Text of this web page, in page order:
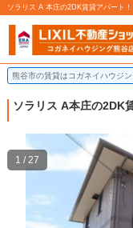
ソラリス A 本庄の2DK賃貸アパート
熊谷市の賃貸はコガネイハウジ
ソラリス A本庄の2DK
1 / 27